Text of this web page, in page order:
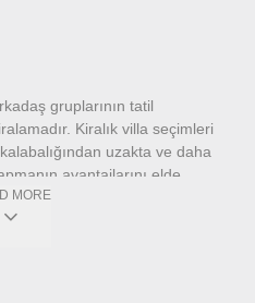
gruplarının tatil
Kiralık villa seçimleri
uzakta ve daha
avantajlarını elde
yer alan bazı püf
seçimlerde de bazı
MORE